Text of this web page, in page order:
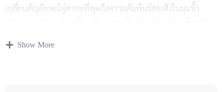
เปลี่ยนสัญลักษณ์คู่สากลที่พูดถึงความสัมพันธ์สองสิ่งในมุมขั้ว
ตนของเพศทางเลือก บนภาพและสัญลักษณ์ที่เปิดทางให้สามารถ
Show More